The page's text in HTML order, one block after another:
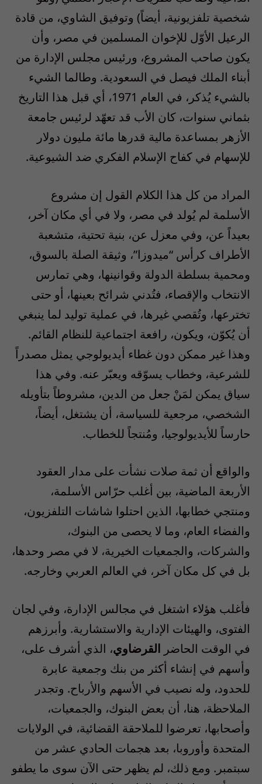
شخصية تلفزيونية، أيضاً) وتوفيق الشاوي، من قادة
الرعيل الأوّل للإخوان المسلمين في مصر، وأن
يكون صاحب المشروع، ورئيس مجلس الإدارة من
أبناء الملك فيصل في السعودية. وطالما الشيء
بالشيء يُذكر، في العام 1971، أي قبل هذا التاريخ
بثماني سنوات، كان الأب قد تعهّد لرئيس جامعة
الأزهر بمساعدة مالية قدرها مائة مليون دولار
للإسهام في كفاح الإسلام الفكري ضد الشيوعية.
المراد من كل هذا الكلام القول إن مشروع
الأسلمة لم يُولد في مصر، ولا في أي مكان آخر،
بعيداً عن، وفي معزل عن، بنية تحتية، متشعبة
الأطراف كرأس “ميدوزا”، وثيقة الصلة بالسوق،
ومحمية بسلطة الدولة وقوانينها، وهي تمارس
الانتخاب والإقصاء، فتُدني شرائح بعينها، أو حتى
تخترعها، وتُقصي غيرها، في عملية توليد لما ينبغي
أن يُكوّن، ويكون، رافعة اجتماعية للنظام القائم.
وهذا غير ممكن دون غطاء أيديولوجي يمثل مصدراً
للشرعية، وخطاب يسوّقه ويعبّر عنه. وفي هذا
سياق يمكن لمَنْ جعل من الدين، مشروطاً بتأويله
الشخصي، مرجعية للسياسة، أن يشتغل، أيضاً،
حارساً للأيديولوجيا، ومُنتجاً للخطاب.
والواقع أن ثمة صلات نشأت على مدار العقود
الأربعة الماضية، بين أغلب حرّاس الأسلمة،
ومنتجي خطابها، الذين احتلوا شاشات التلفزيون،
والفضاء العام، وما لا يحصى من البنوك،
والشركات، والجمعيات الخيرية، لا في مصر وحدها،
بل في كل مكان آخر، في العالم العربي وخارجه.
فأغلب هؤلاء اشتغل في مجالس الإدارة، وفي لجان
الفتوى، والهيئات الإدارية والاستشارية. وأبرزهم
في الوقت الحاضر القرضاوي، الذي أشرف على،
وأسهم في إنشاء أكثر من بنك وجمعية عابرة
للحدود، وله نصيب في الأسهم والأرباح. وتجدر
الملاحظة، هنا، أن بعض البنوك، والجمعيات،
وأصحابها، تعرضوا للملاحقة القضائية، في الولايات
المتحدة وأوروبا، بعد هجمات الحادي عشر من
سبتمبر. ومع ذلك، لم يظهر حتى الآن سوى ما يطفو